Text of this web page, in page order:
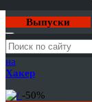
Выпуски
Годовая
подписка
на
Хакер
-50%